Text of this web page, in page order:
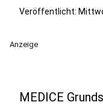
Veröffentlicht:
Anzeige
MEDICE